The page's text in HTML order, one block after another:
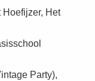
Hoefijzer, Het
Party),